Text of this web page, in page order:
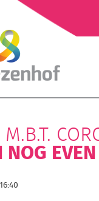
M.B.T.
NOG